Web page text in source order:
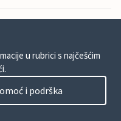
u rubrici s najčešćim
i podrška